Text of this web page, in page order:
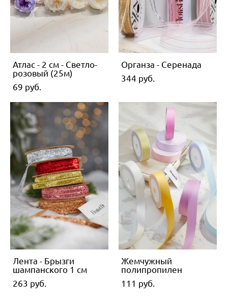
Атлас - 2 см - Светло-
розовый (25м)
69 pуб.
Органза - Серенада
344 pуб.
Лента - Брызги
шампанского 1 см
263 pуб.
Жемчужный
полипропилен
111 pуб.